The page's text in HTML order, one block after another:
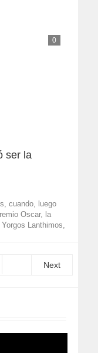
0
ser la
cuando, luego
Oscar, la
Lanthimos,
Next